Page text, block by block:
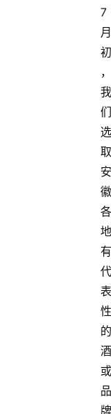
7
月
初
，
我
们
选
取
安
徽
各
地
有
代
表
性
的
酒
或
品
牌